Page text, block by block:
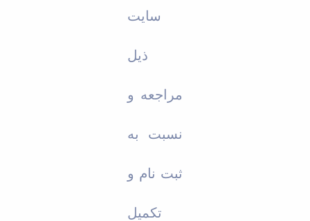
سایت
ذیل
مراجعه و
نسبت به
ثبت نام و
تکمیل